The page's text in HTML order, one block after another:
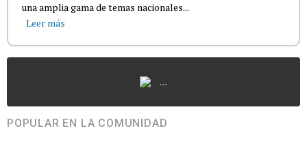
una amplia gama de temas nacionales...
Leer más
...
POPULAR EN LA COMUNIDAD